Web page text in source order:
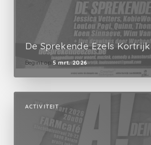
De Sprekende Ezels Kortrijk
Begint op 5 mrt. 2026
ACTIVITEIT